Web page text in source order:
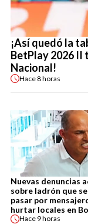
¡Así quedó la
BetPlay 2026 II
Nacional!
Hace8 horas
Nuevas denuncias
sobre ladrón que
pasar por
hurtar locales en
Hace 9 horas